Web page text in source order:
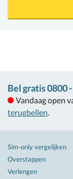
Bel gratis 0800
Vandaag open
terugbellen.
Sim-only vergelijken
Overstappen
Verlengen